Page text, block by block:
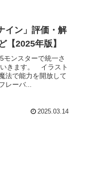
イン」評価・解
【2025年版】
ンスターで統一さ
きます。 イラスト
法で能力を開放して
ーバ...
2025.03.14